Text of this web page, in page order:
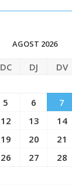
AGOST 2026
DC DJ DV
5 6 7
12 13 14
19 20 21
26 27 28